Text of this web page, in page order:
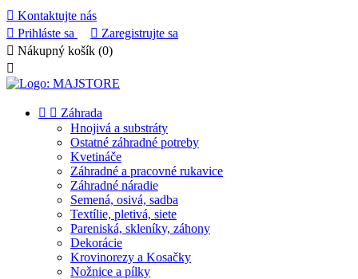
 Kontaktujte nás
 Prihláste sa  Zaregistrujte sa
 Nákupný košík (0)

  Záhrada
Hnojivá a substráty
Ostatné záhradné potreby
Kvetináče
Záhradné a pracovné rukavice
Záhradné náradie
Semená, osivá, sadba
Textílie, pletivá, siete
Pareniská, skleníky, záhony
Dekorácie
Krovinorezy a Kosačky
Nožnice a pílky